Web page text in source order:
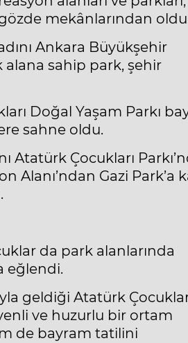
mekânlarından
Ankara Büyükşehir
alana sahip park, şehir
Doğal Yaşam Parkı
sahne oldu.
Atatürk Çocukları
Alanı’ndan Gazi Park’a
da park alanlarında
eğlendi.
geldiği Atatürk
ve huzurlu bir ortam
de bayram tatilini